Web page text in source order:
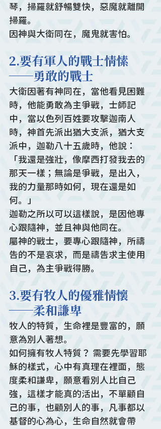
琴，掃羅就舒暢雙快，惡魔就離開
掃羅。
因神與大衛同在，魔鬼就害怕。
2.要有軍人的戰士情愫
──勇敢的戰士
大衛因著有神同在，當他看見困難
時，他能勇敢為主爭戰，士師記
中，當以色列百姓要攻擊迦南人
時，神首先派出猶大支派，猶大支
派中，迦勒八十五歲時，他說：
「我還是強壯，像摩西打發我去的
那天一樣；無論是爭戰，是出入，
我的力量那時如何，現在還是如
何。」
迦勒之所以可以這樣說，是因他專
心跟隨神，並且神與他同在。
屬神的戰士，要專心跟隨神，所禱
告的不是哀求，而是禱告求主使用
自己，為主爭戰得勝。
3.要有牧人的優雅情懷
──柔和謙卑
牧人的特質，生命裡是豐富的，願
意為別人著想。
如何擁有牧人特質？ 需要先學習耶
穌的樣式，心中有真理在裡面，態
度柔和謙卑，願意看別人比自己
強，這樣才能真的活出，不單顧自
己的事，也顧別人的事，凡事都以
基督的心為心，生命自然就會帶